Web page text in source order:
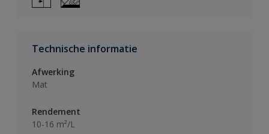
Technische informatie
Afwerking
Mat
Rendement
10-16 m²/L